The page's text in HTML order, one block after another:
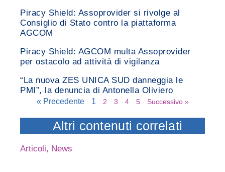
Piracy Shield: Assoprovider si rivolge al
Consiglio di Stato contro la piattaforma
AGCOM
Piracy Shield: AGCOM multa Assoprovider
per ostacolo ad attività di vigilanza
“La nuova ZES UNICA SUD danneggia le
PMI”, la denuncia di Antonella Oliviero
« Precedente 1 2 3 4 5 Successivo »
Altri contenuti correlati
Articoli, News